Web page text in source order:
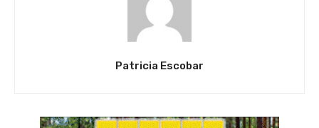
Patricia Escobar